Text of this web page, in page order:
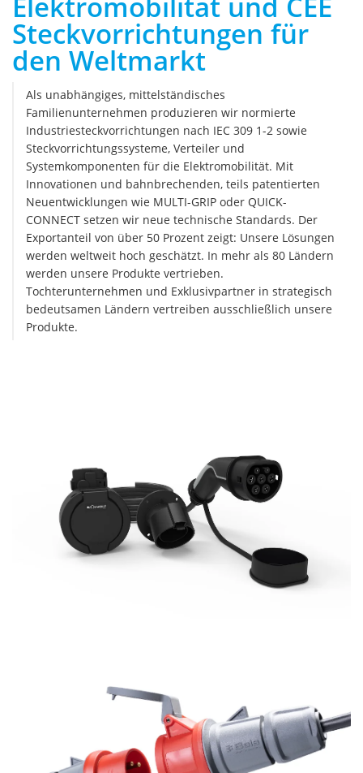
Steckvorrichtungen für
den Weltmarkt
Als unabhängiges, mittelständisches
Familienunternehmen produzieren wir normierte
Industriesteckvorrichtungen nach IEC 309 1-2 sowie
Steckvorrichtungssysteme, Verteiler und
Systemkomponenten für die Elektromobilität. Mit
Innovationen und bahnbrechenden, teils patentierten
Neuentwicklungen wie MULTI-GRIP oder QUICK-
CONNECT setzen wir neue technische Standards. Der
Exportanteil von über 50 Prozent zeigt: Unsere Lösungen
werden weltweit hoch geschätzt. In mehr als 80 Ländern
werden unsere Produkte vertrieben.
Tochterunternehmen und Exklusivpartner in strategisch
bedeutsamen Ländern vertreiben ausschließlich unsere
Produkte.